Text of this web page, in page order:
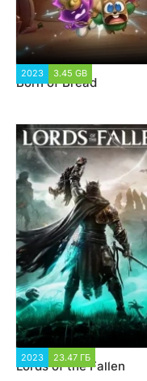
2023 3.45 GB
Born of Bread
2023 23.47 ГБ
Lords of the Fallen